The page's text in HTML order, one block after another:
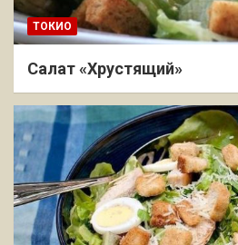
ТОКИО
Салат «Хрустящий»